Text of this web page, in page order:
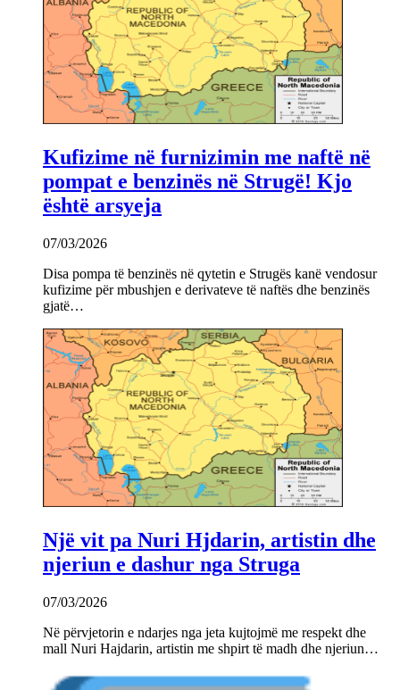
Kufizime në furnizimin me naftë në
pompat e benzinës në Strugë! Kjo
është arsyeja
07/03/2026
Disa pompa të benzinës në qytetin e Strugës kanë vendosur
kufizime për mbushjen e derivateve të naftës dhe benzinës
gjatë…
Një vit pa Nuri Hjdarin, artistin dhe
njeriun e dashur nga Struga
07/03/2026
Në përvjetorin e ndarjes nga jeta kujtojmë me respekt dhe
mall Nuri Hajdarin, artistin me shpirt të madh dhe njeriun…